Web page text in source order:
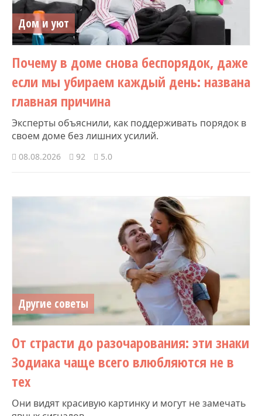
Дом и уют
Почему в доме снова беспорядок, даже
если мы убираем каждый день: названа
главная причина
Эксперты объяснили, как поддерживать порядок в
своем доме без лишних усилий.
08.08.2026 92 5.0
Другие советы
От страсти до разочарования: эти знаки
Зодиака чаще всего влюбляются не в
тех
Они видят красивую картинку и могут не замечать